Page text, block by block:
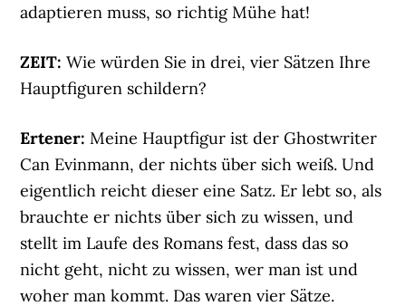
adaptieren muss, so richtig Mühe hat!
ZEIT: Wie würden Sie in drei, vier Sätzen Ihre
Hauptfiguren schildern?
Ertener: Meine Hauptfigur ist der Ghostwriter
Can Evinmann, der nichts über sich weiß. Und
eigentlich reicht dieser eine Satz. Er lebt so, als
brauchte er nichts über sich zu wissen, und
stellt im Laufe des Romans fest, dass das so
nicht geht, nicht zu wissen, wer man ist und
woher man kommt. Das waren vier Sätze.